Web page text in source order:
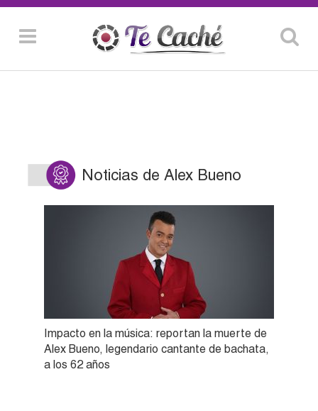
Noticias de Alex Bueno
Impacto en la música: reportan la muerte de
Alex Bueno, legendario cantante de bachata,
a los 62 años